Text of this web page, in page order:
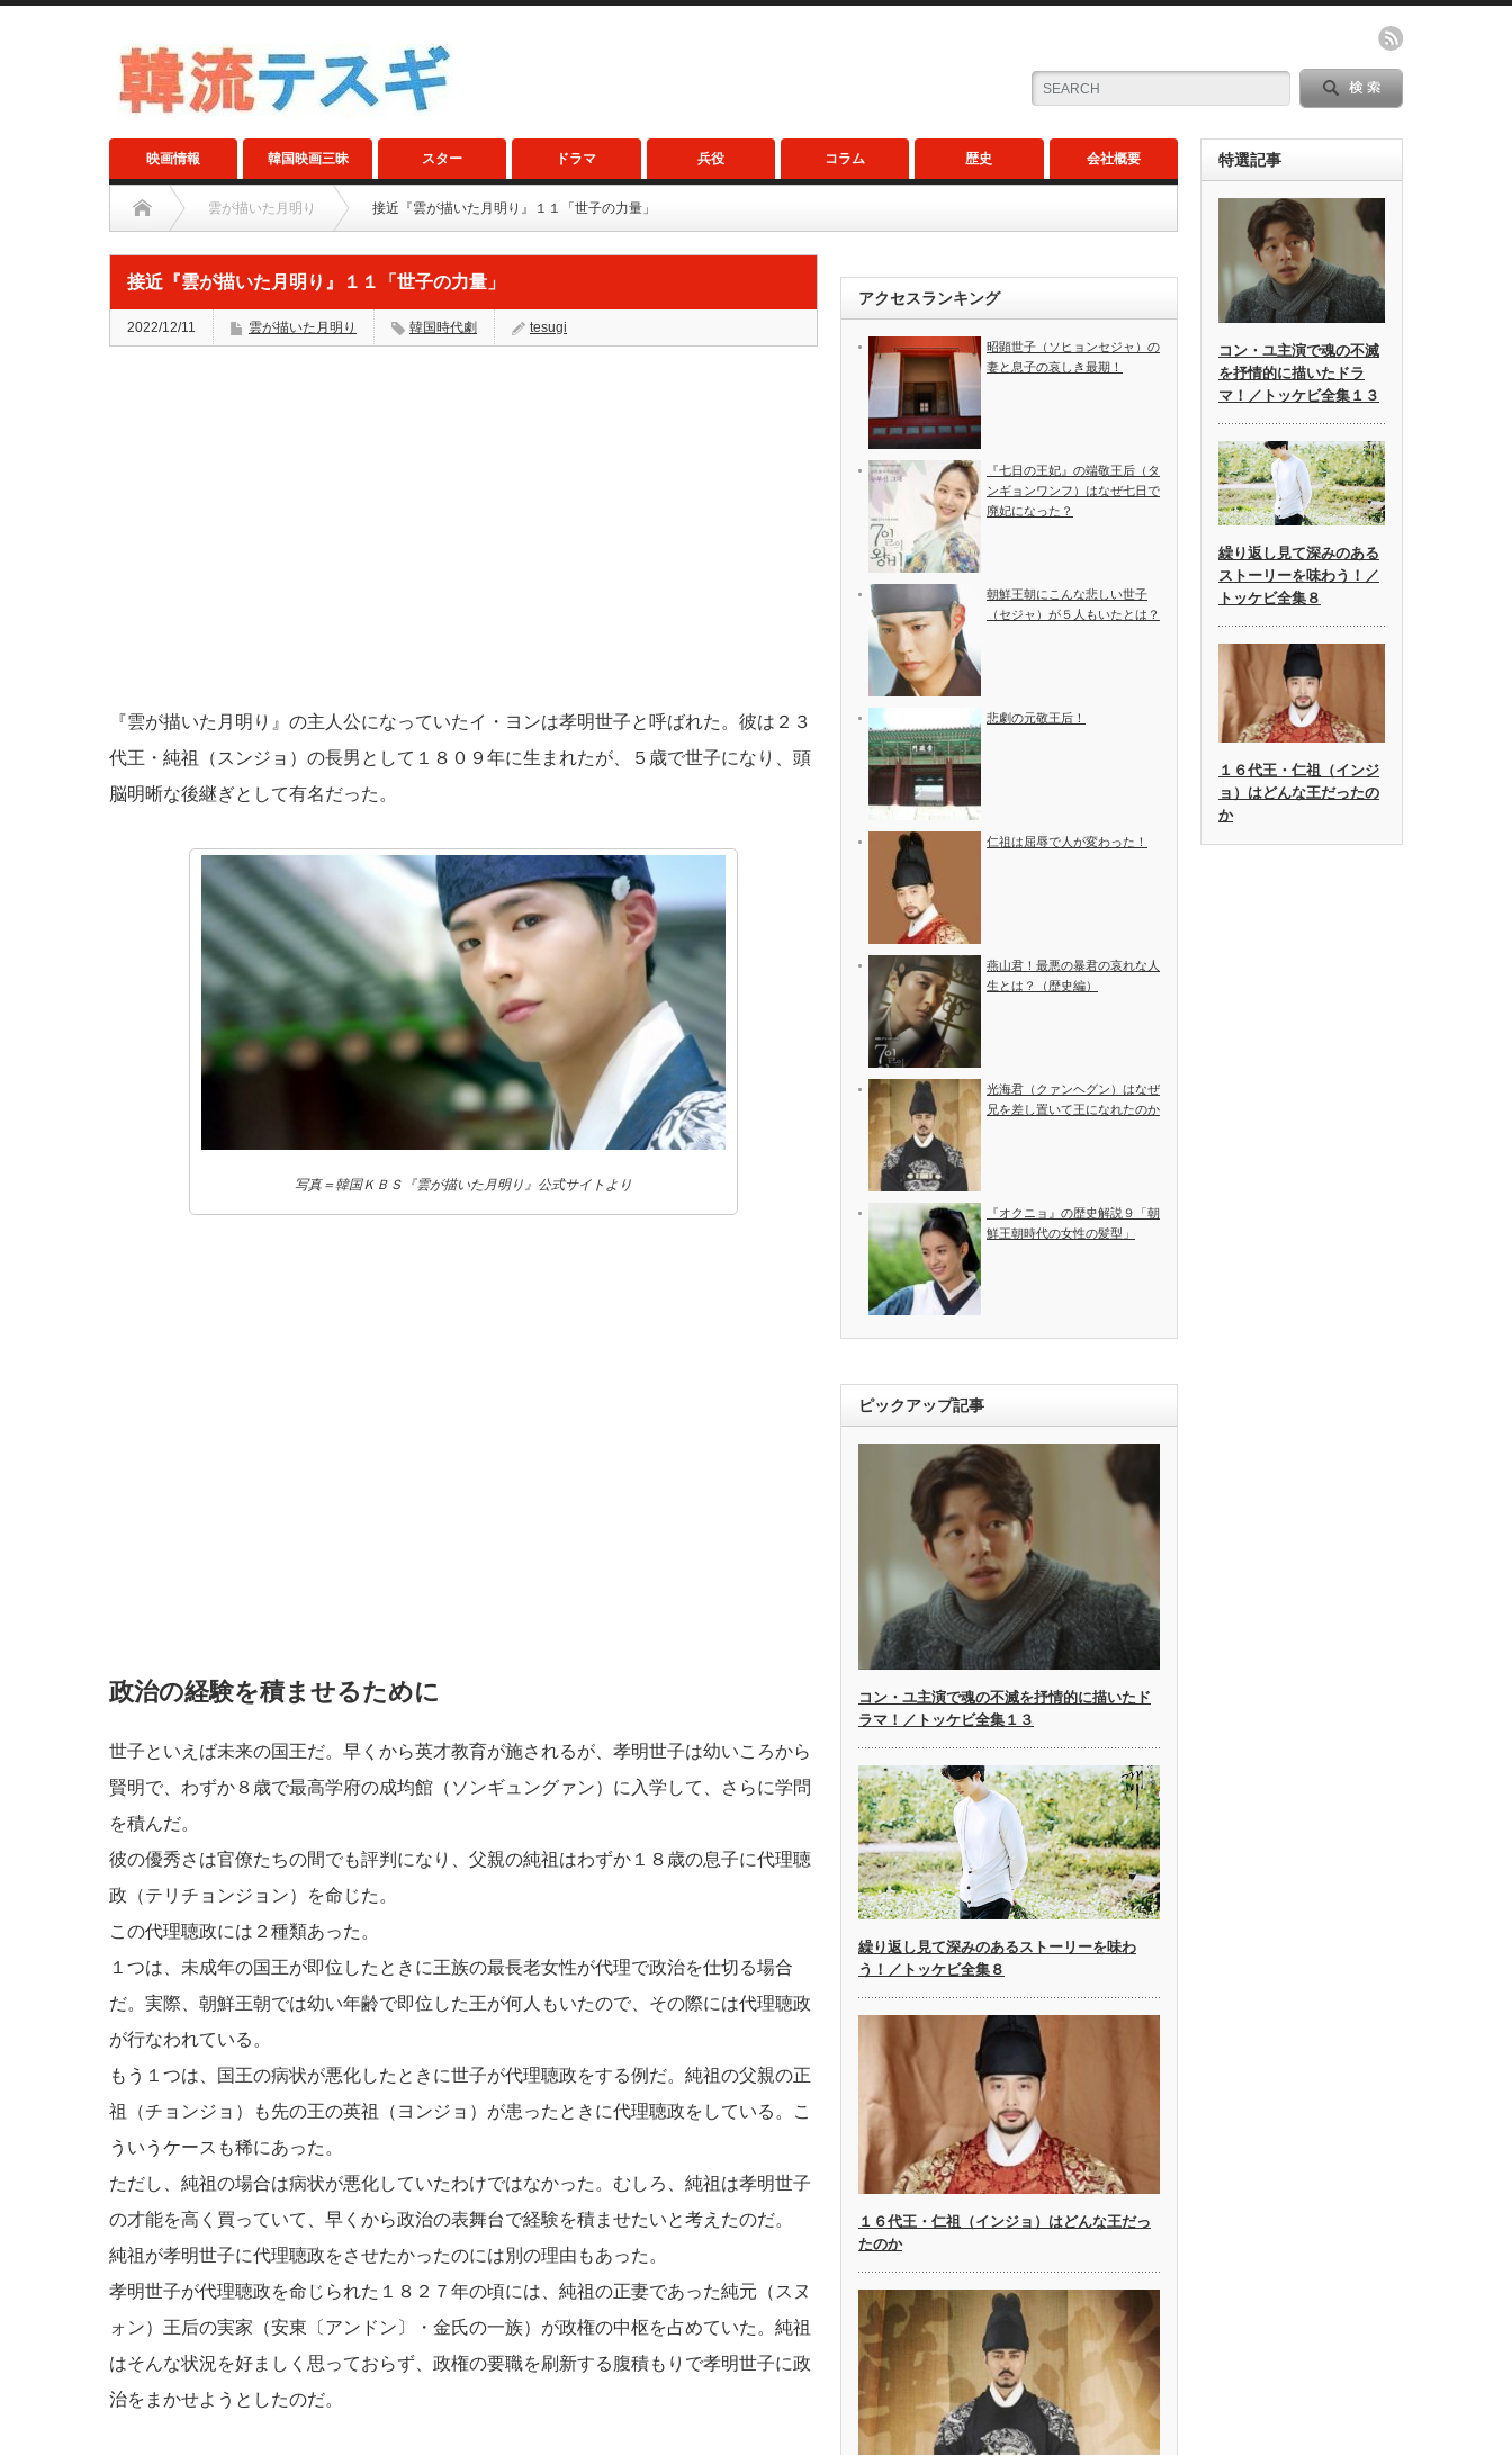
映画情報 韓国映画三昧 スター ドラマ 兵役 コラム 歴史 会社概要
雲が描いた月明り 接近『雲が描いた月明り』１１「世子の力量」
接近『雲が描いた月明り』１１「世子の力量」
2022/12/11 雲が描いた月明り 韓国時代劇 tesugi
『雲が描いた月明り』の主人公になっていたイ・ヨンは孝明世子と呼ばれた。彼は２３
代王・純祖（スンジョ）の長男として１８０９年に生まれたが、５歳で世子になり、頭
脳明晰な後継ぎとして有名だった。
写真＝韓国ＫＢＳ『雲が描いた月明り』公式サイトより
政治の経験を積ませるために
世子といえば未来の国王だ。早くから英才教育が施されるが、孝明世子は幼いころから
賢明で、わずか８歳で最高学府の成均館（ソンギュングァン）に入学して、さらに学問
を積んだ。
彼の優秀さは官僚たちの間でも評判になり、父親の純祖はわずか１８歳の息子に代理聴
政（テリチョンジョン）を命じた。
この代理聴政には２種類あった。
１つは、未成年の国王が即位したときに王族の最長老女性が代理で政治を仕切る場合
だ。実際、朝鮮王朝では幼い年齢で即位した王が何人もいたので、その際には代理聴政
が行なわれている。
もう１つは、国王の病状が悪化したときに世子が代理聴政をする例だ。純祖の父親の正
祖（チョンジョ）も先の王の英祖（ヨンジョ）が患ったときに代理聴政をしている。こ
ういうケースも稀にあった。
ただし、純祖の場合は病状が悪化していたわけではなかった。むしろ、純祖は孝明世子
の才能を高く買っていて、早くから政治の表舞台で経験を積ませたいと考えたのだ。
純祖が孝明世子に代理聴政をさせたかったのには別の理由もあった。
孝明世子が代理聴政を命じられた１８２７年の頃には、純祖の正妻であった純元（スヌ
ォン）王后の実家（安東〔アンドン〕・金氏の一族）が政権の中枢を占めていた。純祖
はそんな状況を好ましく思っておらず、政権の要職を刷新する腹積もりで孝明世子に政
治をまかせようとしたのだ。
アクセスランキング
昭顕世子（ソヒョンセジャ）の
妻と息子の哀しき最期！
『七日の王妃』の端敬王后（タ
ンギョンワンフ）はなぜ七日で
廃妃になった？
朝鮮王朝にこんな悲しい世子
（セジャ）が５人もいたとは？
悲劇の元敬王后！
仁祖は屈辱で人が変わった！
燕山君！最悪の暴君の哀れな人
生とは？（歴史編）
光海君（クァンヘグン）はなぜ
兄を差し置いて王になれたのか
『オクニョ』の歴史解説９「朝
鮮王朝時代の女性の髪型」
ピックアップ記事
コン・ユ主演で魂の不滅を抒情的に描いたド
ラマ！／トッケビ全集１３
繰り返し見て深みのあるストーリーを味わ
う！／トッケビ全集８
１６代王・仁祖（インジョ）はどんな王だっ
たのか
特選記事
コン・ユ主演で魂の不滅
を抒情的に描いたドラ
マ！／トッケビ全集１３
繰り返し見て深みのある
ストーリーを味わう！／
トッケビ全集８
１６代王・仁祖（インジ
ョ）はどんな王だったの
か